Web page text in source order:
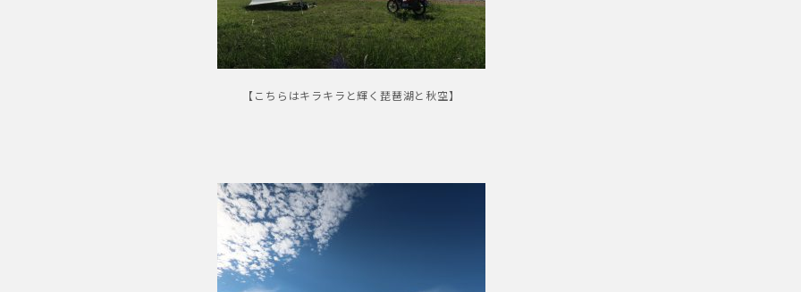
【こちらはキラキラと輝く琵琶湖と秋空】